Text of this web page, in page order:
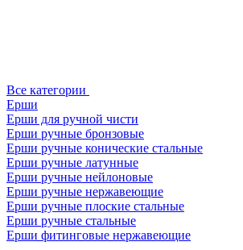
Все категории
Ерши
Ерши для ручной чисти
Ерши ручные бронзовые
Ерши ручные конические стальные
Ерши ручные латунные
Ерши ручные нейлоновые
Ерши ручные нержавеющие
Ерши ручные плоские стальные
Ерши ручные стальные
Ерши фитинговые нержавеющие